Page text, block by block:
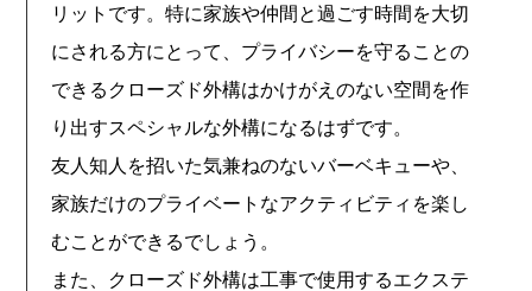
リットです。特に家族や仲間と過ごす時間を大切
にされる方にとって、プライバシーを守ることの
できるクローズド外構はかけがえのない空間を作
り出すスペシャルな外構になるはずです。
友人知人を招いた気兼ねのないバーベキューや、
家族だけのプライベートなアクティビティを楽し
むことができるでしょう。
また、クローズド外構は工事で使用するエクステ